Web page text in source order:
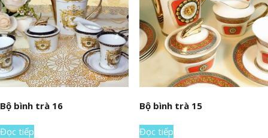
Bộ bình trà 16
Đọc tiếp
Bộ bình trà 15
Đọc tiếp